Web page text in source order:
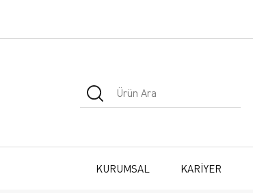
KURUMSAL KARİYER